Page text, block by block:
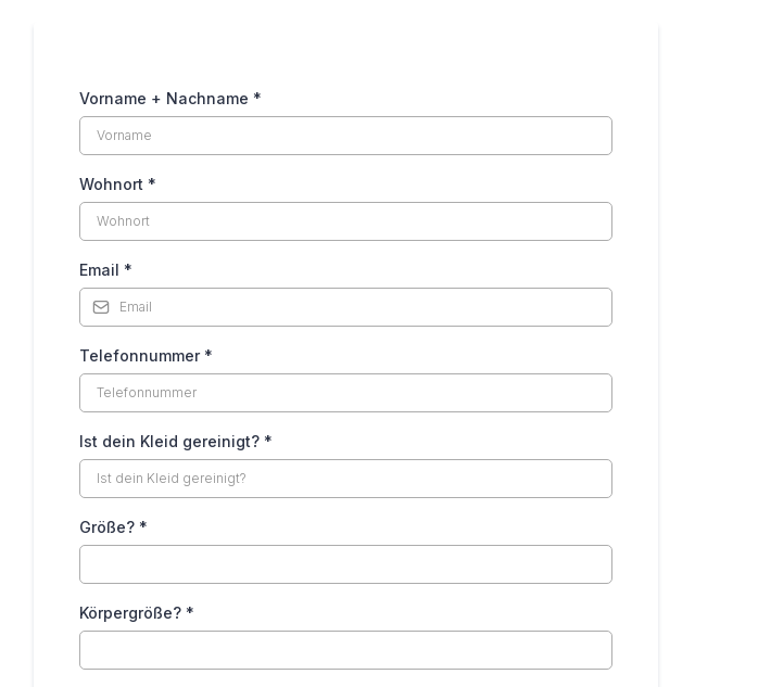
Vorname + Nachname *
Wohnort *
Email *
Telefonnummer *
Ist dein Kleid gereinigt? *
Größe? *
Körpergröße? *